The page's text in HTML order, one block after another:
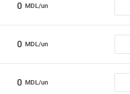
0 MDL/un
0 MDL/un
0 MDL/un